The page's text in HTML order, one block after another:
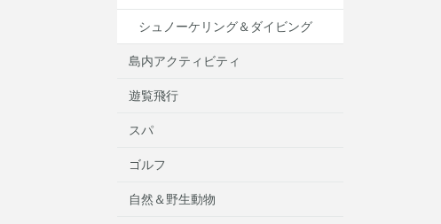
シュノーケリング＆ダイビング
島内アクティビティ
遊覧飛行
スパ
ゴルフ
自然＆野生動物